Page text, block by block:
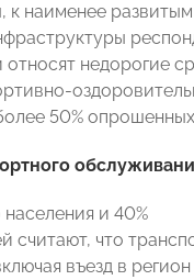
к наименее
недорогие
50%
и 40%
считают, что
въезд в регион